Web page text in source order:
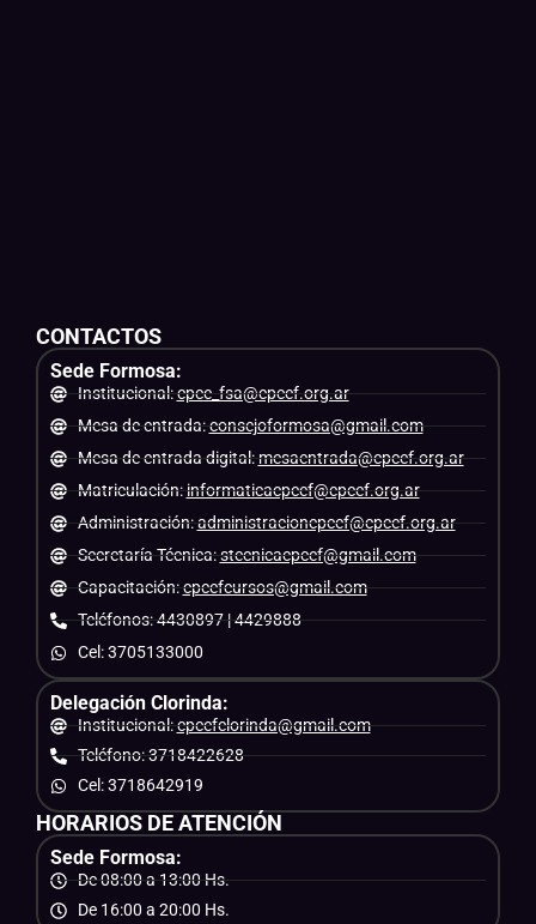
CONTACTOS
Sede Formosa:
Institucional:cpce_fsa@cpcef.org.ar
Mesa de entrada:consejoformosa@gmail.com
Mesa de entrada digital:mesaentrada@cpcef.org.ar
Matriculación:informaticacpcef@cpcef.org.ar
Administración:administracioncpcef@cpcef.org.ar
Secretaría Técnica:stecnicacpcef@gmail.com
Capacitación:cpcefcursos@gmail.com
Teléfonos: 4430897 | 4429888
Cel: 3705133000
Delegación Clorinda:
Institucional:cpcefclorinda@gmail.com
Teléfono: 3718422628
Cel: 3718642919
HORARIOS DE ATENCIÓN
Sede Formosa:
De 08:00 a 13:00 Hs.
De 16:00 a 20:00 Hs.